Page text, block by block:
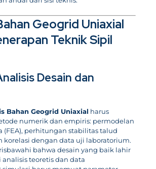
Geogrid Uniaxial
Teknik Sipil
Desain dan
Bahan Geogrid Uniaxial harus
numerik dan empiris: permodelan
(FEA), perhitungan stabilitas talud
korelasi dengan data uji laboratorium.
bahwa desain yang baik lahir
teoretis dan data